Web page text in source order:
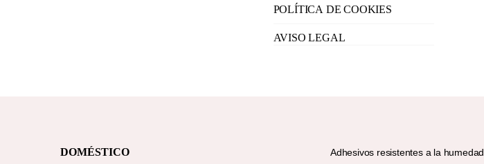
POLÍTICA DE COOKIES
AVISO LEGAL
DOMÉSTICO
Adhesivos resistentes a la humedad